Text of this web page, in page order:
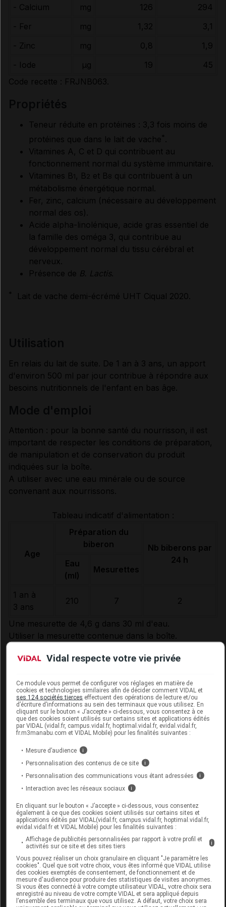
- Calcium mg 126
294
- Fer
mg 1,32
3,1
- Zinc
mg 0,8
1,9
- Iode
µg 19
45
Code recette : FRJNB063.
Teneur réduite en protéines : 3,3 fois moins de
protéines que dans le lait de vache *
Vitamines A, C et D qui contribuent au
fonctionnement normal du système immunitaire.
Vitamines B 1, B2 et B8 qui contribuent à un
métabolisme énergétique normal.
Fer, zinc, calcium (nécessaire au développement
normal des os).
Acide alpha-linolénique, acide gras essentiel de
la famille des oméga 3, qui contribue au
développement normal du tissu cérébral et
nerveux.
Présence de B. Lactis.
* Lait de vache demi-écrémé UHT Ciqual 2020.
En relais du lait de suite. De 1 an à 3 ans, un apport
d'environ 500 ml par jour contribue à répondre aux
besoins nutritionnels de l'enfant en bas âge.
Attention : pour la bonne santé du nourrisson, il est
important de respecter les conditions de préparation,
de manipulation et de conservation du produit
indiquées sur la boîte.
A utiliser avec une eau minérale ou de source
convenant aux nourrissons.
Tableau indicatif d'alimentation :
Age
Préparation du
biberon
Nb biberons par
24 h
Eau
(ml)
Mesurettes
1 an à
3 ans
210 7 2
Une mesurette de 4,6 g dans 30 ml d'eau.
Utiliser la mesurette contenue dans la boîte.
conditions de conservation
Conserver la boîte fermée dans un endroit sec et
frais, pas plus de 4 semaines après son ouverture.
Données administratives
GUIGOZ OPTIPRO 3 Lait pdre 2B/780g
Commercialisé
Labo. Distributeur
Guigoz
Remboursement
NR
GUIGOZ OPTIPRO 3 Lait pdre
2Sach/600g
Vidal respecte votre vie privée
Ce module vous permet de configurer vos réglages en matière de
cookies et technologies similaires afin de décider comment VIDAL et
ses 124 sociétés tierces effectuent des opérations de lecture et/ou
d’écriture d’informations au sein des terminaux que vous utilisez. En
cliquant sur le bouton « J’accepte » ci-dessous, vous consentez à ce
que des cookies soient utilisés sur certains sites et applications édités
par VIDAL (vidal.fr, campus.vidal.fr, hoptimal.vidal.fr, evidal.vidal.fr,
fr.m3manabu.com et VIDAL Mobile) pour les finalités suivantes :
Mesure d’audience i
Personnalisation des contenus de ce site i
Personnalisation des communications vous étant adressées i
Interaction avec les réseaux sociaux i
En cliquant sur le bouton « J’accepte » ci-dessous, vous consentez
également à ce que des cookies soient utilisés sur certains sites et
applications édités par VIDAL(vidal.fr, campus.vidal.fr, hoptimal.vidal.fr,
evidal.vidal.fr et VIDAL Mobile) pour les finalités suivantes :
Affichage de publicités personnalisées par rapport à votre profil et
activités sur ce site et des sites tiers
i
Vous pouvez réaliser un choix granulaire en cliquant "Je paramètre les
cookies". Quel que soit votre choix, vous êtes informé que VIDAL utilise
des cookies exemptés de consentement, de fonctionnement et de
mesure d'audience pour produire des statistiques de visites anonymes.
Si vous êtes connecté à votre compte utilisateur VIDAL, votre choix sera
enregistré au niveau de votre compte VIDAL et sera appliqué depuis
l’ensemble des terminaux que vous utilisez. A défaut, votre choix sera